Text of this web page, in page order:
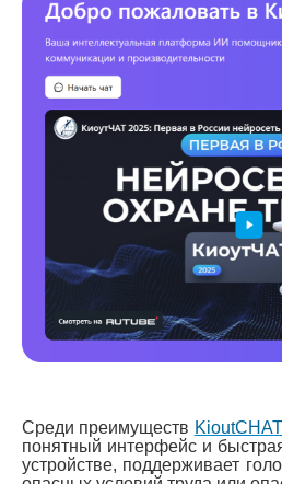
Среди преимуществ KioutCHAT
понятный интерфейс и
устройстве, поддерживает